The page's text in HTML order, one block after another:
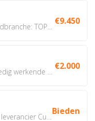
€9.450
€2.000
Bieden